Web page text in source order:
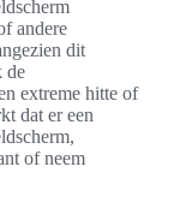
andere
dit
de
extreme hitte of
dat er een
of neem